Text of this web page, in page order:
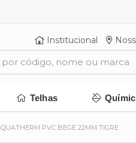
Institucional
Telhas
PVC BEGE 22MM TIGRE